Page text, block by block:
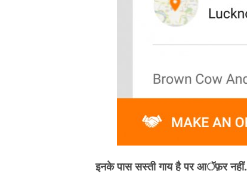
इनके पास सस्ती गाय है पर आॅफ़र नहीं.